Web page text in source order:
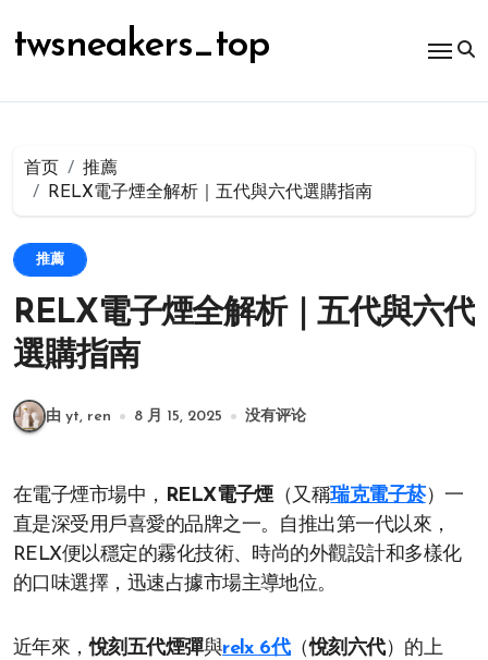
容
twsneakers_top
首页
推薦
RELX電子煙全解析｜五代與六代選購指南
推薦
RELX電子煙全解析｜五代與六代
選購指南
由 yt, ren 8 月 15, 2025 没有评论
在電子煙市場中， RELX電子煙（又稱瑞克電子菸）一
直是深受用戶喜愛的品牌之一。自推出第一代以來，
RELX便以穩定的霧化技術、時尚的外觀設計和多樣化
的口味選擇，迅速占據市場主導地位。
近年來，悅刻五代煙彈與relx 6代（悅刻六代）的上